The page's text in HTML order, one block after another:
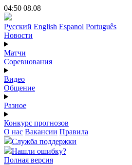
04:50 08.08
Русский English Espanol Português
Новости
Матчи
Соревнования
Видео
Общение
Разное
Конкурс прогнозов
О нас Вакансии Правила
Служба поддержки
Нашли ошибку?
Полная версия